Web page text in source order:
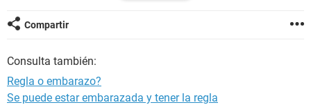
sería la regla o
Compartir
Consulta también:
Regla o embarazo?
Se puede estar embarazada y tener la regla